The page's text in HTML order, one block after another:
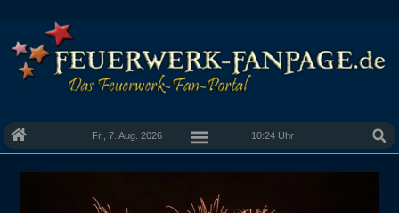
Fr., 7. Aug. 2026 10:24 Uhr